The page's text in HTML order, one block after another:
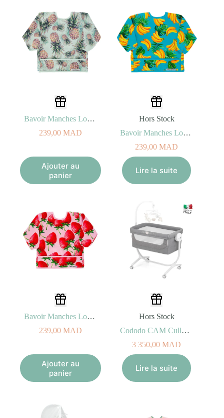
Bavoir Manches Longues Ananas – Twistshake
239,00 MAD
Ajouter au
panier
Hors Stock
Bavoir Manches Longues Banane – Twistshake
239,00 MAD
Lire la suite
Bavoir Manches Longues Fraise – Twistshake
239,00 MAD
Ajouter au
panier
Hors Stock
Cododo CAM Cullami T153 – Gris
3 350,00 MAD
Lire la suite